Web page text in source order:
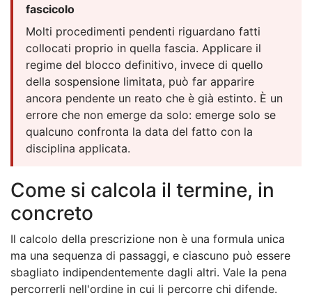
fascicolo
Molti procedimenti pendenti riguardano fatti
collocati proprio in quella fascia. Applicare il
regime del blocco definitivo, invece di quello
della sospensione limitata, può far apparire
ancora pendente un reato che è già estinto. È un
errore che non emerge da solo: emerge solo se
qualcuno confronta la data del fatto con la
disciplina applicata.
Come si calcola il termine, in
concreto
Il calcolo della prescrizione non è una formula unica
ma una sequenza di passaggi, e ciascuno può essere
sbagliato indipendentemente dagli altri. Vale la pena
percorrerli nell'ordine in cui li percorre chi difende.